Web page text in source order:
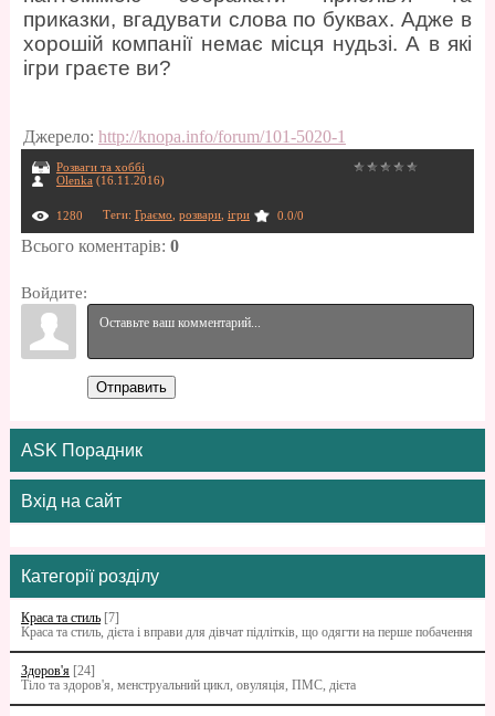
приказки, вгадувати слова по буквах. Адже в
хорошій компанії немає місця нудьзі. А в які
ігри граєте ви?
Джерело: http://knopa.info/forum/101-5020-1
Розваги та хоббі
Olenka (16.11.2016)
1280 Теги: Граємо розвари, ігри 0.0/0
Всього коментарів: 0
Войдите:
Отправить
ASK Порадник
Вхід на сайт
Категорії розділу
Краса та стиль [7]
Краса та стиль, дієта і вправи для дівчат підлітків, що одягти на перше побачення
Здоров'я [24]
Тіло та здоров'я, менструальний цикл, овуляція, ПМС, дієта